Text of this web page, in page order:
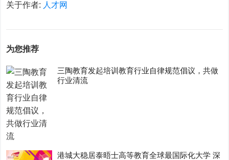
关于作者: 人才网
为您推荐
三陶教育发起培训教育行业自律规范倡议，共做
行业清流
港城大稳居泰晤士高等教育全球最国际化大学 深